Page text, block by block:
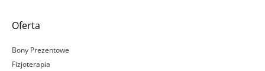
Oferta
Bony Prezentowe
Fizjoterapia